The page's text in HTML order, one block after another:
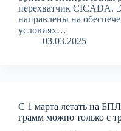
перехватчик CICADA.
направлены на
условиях…
03.03.2025
С 1 марта летать на
грамм можно только с